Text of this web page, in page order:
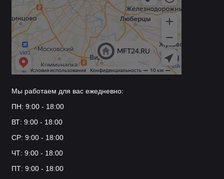
Мы работаем для вас ежедневно:
ПН: 9:00 - 18:00
ВТ: 9:00 - 18:00
СР: 9:00 - 18:00
ЧТ: 9:00 - 18:00
ПТ: 9:00 - 18:00